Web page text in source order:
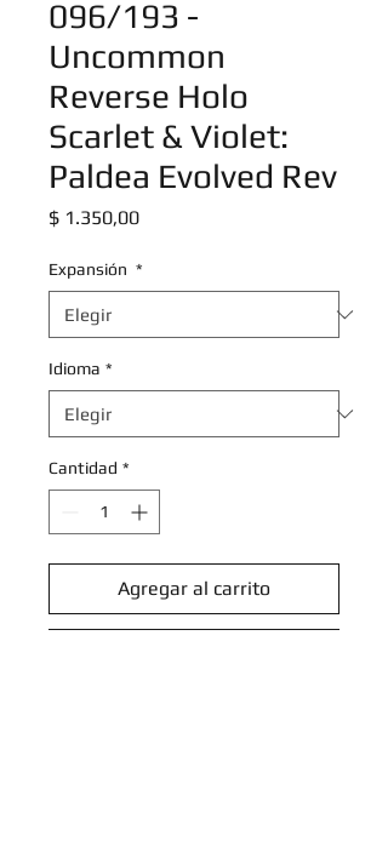
096/193 -
Uncommon
Reverse Holo
Scarlet & Violet:
Paldea Evolved Rev
$ 1.350,00Precio
Expansión *
Idioma *
Cantidad *
Agregar al carrito